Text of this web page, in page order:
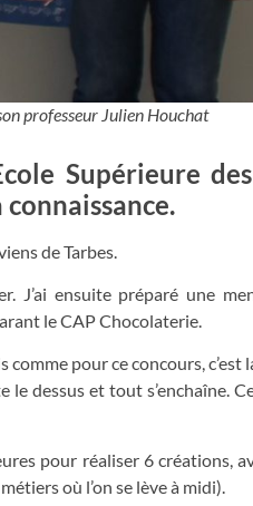
professeur Julien Houchat
Supérieure
connaissance.
de Tarbes.
J’ai ensuite préparé une
le CAP Chocolaterie.
comme pour ce concours,
dessus et tout s’enchaîne.
pour réaliser 6 créations,
où l’on se lève à midi).